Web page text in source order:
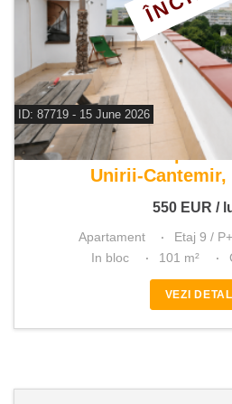
ID: 87719 - 15 June 2026
De inchiriat
Unirii-
550 EUR /
Apartament Etaj 9 /
In bloc
101 m²
VEZI